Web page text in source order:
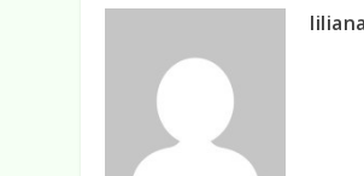
liliana